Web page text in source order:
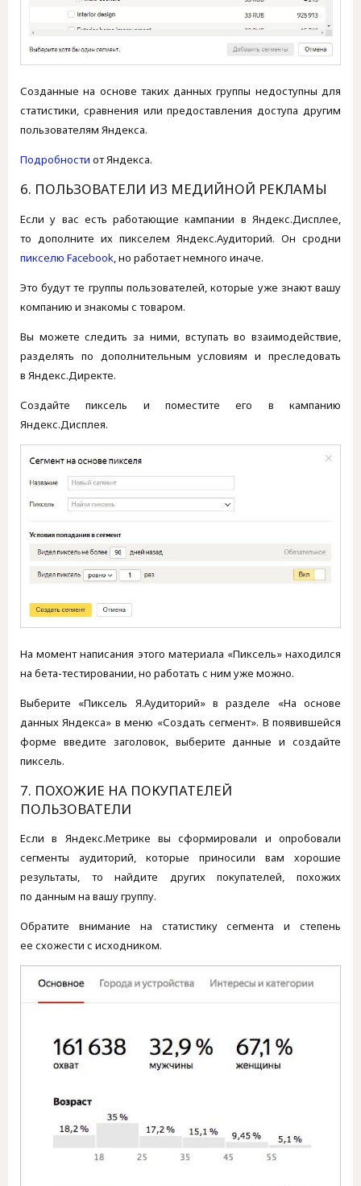
Созданные на основе таких данных группы недоступны для
статистики, сравнения или предоставления доступа другим
пользователям Яндекса.
Подробности от Яндекса.
6. ПОЛЬЗОВАТЕЛИ ИЗ МЕДИЙНОЙ РЕКЛАМЫ
Если у вас есть работающие кампании в Яндекс.Дисплее,
то дополните их пикселем Яндекс.Аудиторий. Он сродни
пикселю Facebook, но работает немного иначе.
Это будут те группы пользователей, которые уже знают вашу
компанию и знакомы с товаром.
Вы можете следить за ними, вступать во взаимодействие,
разделять по дополнительным условиям и преследовать
в Яндекс.Директе.
Создайте пиксель и поместите его в кампанию
Яндекс.Дисплея.
На момент написания этого материала «Пиксель» находился
на бета-тестировании, но работать с ним уже можно.
Выберите «Пиксель Я.Аудиторий» в разделе «На основе
данных Яндекса» в меню «Создать сегмент». В появившейся
форме введите заголовок, выберите данные и создайте
пиксель.
7. ПОХОЖИЕ НА ПОКУПАТЕЛЕЙ
ПОЛЬЗОВАТЕЛИ
Если в Яндекс.Метрике вы сформировали и опробовали
сегменты аудиторий, которые приносили вам хорошие
результаты, то найдите других покупателей, похожих
по данным на вашу группу.
Обратите внимание на статистику сегмента и степень
ее схожести с исходником.